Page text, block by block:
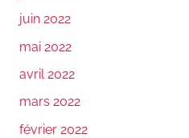
juin 2022
mai 2022
avril 2022
mars 2022
février 2022